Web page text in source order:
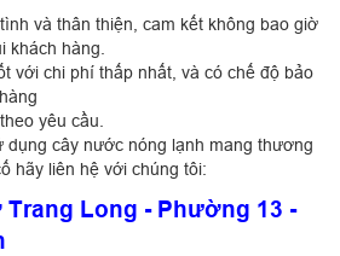
và thân thiện, cam kết không bao giờ
khách hàng.
với chi phí thấp nhất, và có chế độ bảo
yêu cầu.
dụng cây nước nóng lạnh mang thương
hãy liên hệ với chúng tôi:
Trang Long - Phường 13 -